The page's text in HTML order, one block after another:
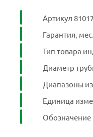
Артикул
Гарантия,
Тип товара
Диаметр
Диапазоны
Единица
Обозначение